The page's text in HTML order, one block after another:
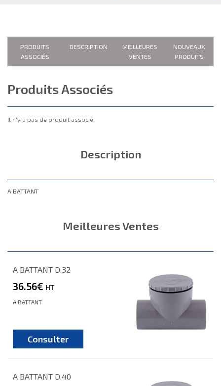
PRODUITS
ASSOCIÉS
DESCRIPTION
MEILLEURES
VENTES
NOUVEAUX
PRODUITS
Produits Associés
Il n'y a pas de produit associé.
Description
A BATTANT
Meilleures Ventes
A BATTANT D.32
36.56€ HT
A BATTANT
Consulter
A BATTANT D.40